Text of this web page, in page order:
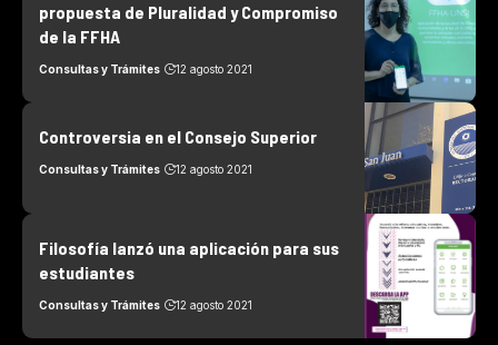
propuesta de Pluralidad y Compromiso
de la FFHA
Consultas y Trámites 12 agosto 2021
Controversia en el Consejo Superior
Consultas y Trámites 12 agosto 2021
Filosofía lanzó una aplicación para sus
estudiantes
Consultas y Trámites 12 agosto 2021